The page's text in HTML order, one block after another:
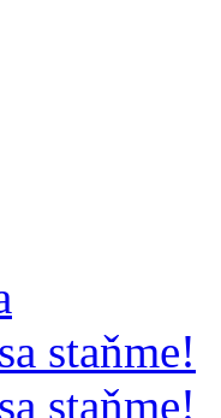
staňme!
staňme!